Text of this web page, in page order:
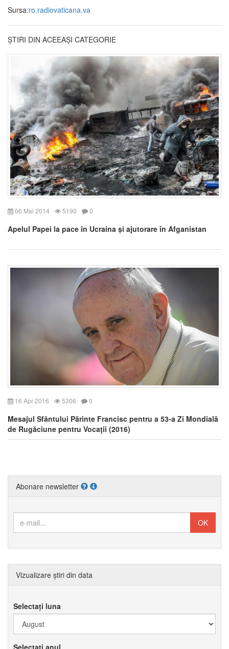
Sursa:ro.radiovaticana.va
ȘTIRI DIN ACEEAȘI CATEGORIE
06 Mai 2014 5190 0
Apelul Papei la pace în Ucraina și ajutorare în Afganistan
16 Apr 2016 5306 0
Mesajul Sfântului Părinte Francisc pentru a 53-a Zi Mondială
de Rugăciune pentru Vocaţii (2016)
Abonare newsletter
Vizualizare știri din data
Selectați luna
Selectați anul